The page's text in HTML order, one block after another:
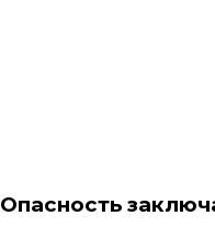
Опасность